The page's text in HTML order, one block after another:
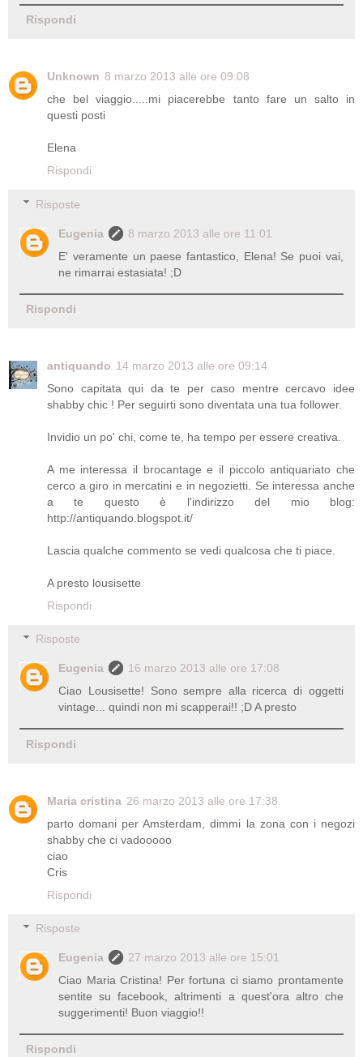
Rispondi
Unknown 8 marzo 2013 alle ore 09:08
che bel viaggio.....mi piacerebbe tanto fare un salto in
questi posti
Elena
Rispondi
Risposte
Eugenia
8 marzo 2013 alle ore 11:01
E' veramente un paese fantastico, Elena! Se puoi vai,
ne rimarrai estasiata! ;D
Rispondi
antiquando 14 marzo 2013 alle ore 09:14
Sono capitata qui da te per caso mentre cercavo idee
shabby chic ! Per seguirti sono diventata una tua follower.
Invidio un po' chi, come te, ha tempo per essere creativa.
A me interessa il brocantage e il piccolo antiquariato che
cerco a giro in mercatini e in negozietti. Se interessa anche
a te questo è l'indirizzo del mio blog:
http://antiquando.blogspot.it/
Lascia qualche commento se vedi qualcosa che ti piace.
A presto lousisette
Rispondi
Risposte
Eugenia
16 marzo 2013 alle ore 17:08
Ciao Lousisette! Sono sempre alla ricerca di oggetti
vintage... quindi non mi scapperai!! ;D A presto
Rispondi
Maria cristina 26 marzo 2013 alle ore 17:38
parto domani per Amsterdam, dimmi la zona con i negozi
shabby che ci vadooooo
ciao
Cris
Rispondi
Risposte
Eugenia
27 marzo 2013 alle ore 15:01
Ciao Maria Cristina! Per fortuna ci siamo prontamente
sentite su facebook, altrimenti a quest'ora altro che
suggerimenti! Buon viaggio!!
Rispondi